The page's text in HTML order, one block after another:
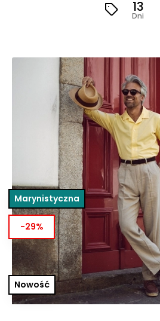
13
Dni
Marynistyczna
-29%
Nowość